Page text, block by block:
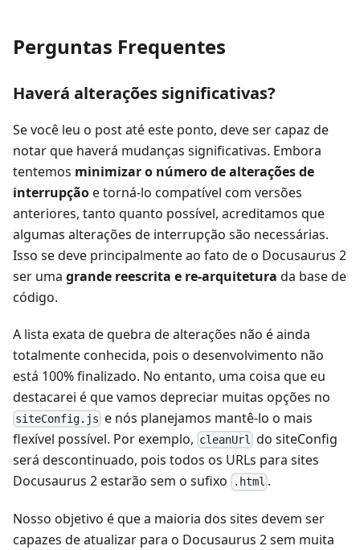
Perguntas Frequentes
Haverá alterações significativas?
Se você leu o post até este ponto, deve ser capaz de
notar que haverá mudanças significativas. Embora
tentemos minimizar o número de alterações de
interrupçãoe torná-lo compatível com versões
anteriores, tanto quanto possível, acreditamos que
algumas alterações de interrupção são necessárias.
Isso se deve principalmente ao fato de o Docusaurus 2
ser uma grande reescrita e re-arquitetura da base de
código.
A lista exata de quebra de alterações não é ainda
totalmente conhecida, pois o desenvolvimento não
está 100% finalizado. No entanto, uma coisa que eu
destacarei é que vamos depreciar muitas opções no
siteConfig.js e nós planejamos mantê-lo o mais
flexível possível. Por exemplo, cleanUrl do siteConfig
será descontinuado, pois todos os URLs para sites
Docusaurus 2 estarão sem o sufixo
.html .
Nosso objetivo é que a maioria dos sites devem ser
capazes de atualizar para o Docusaurus 2 sem muita